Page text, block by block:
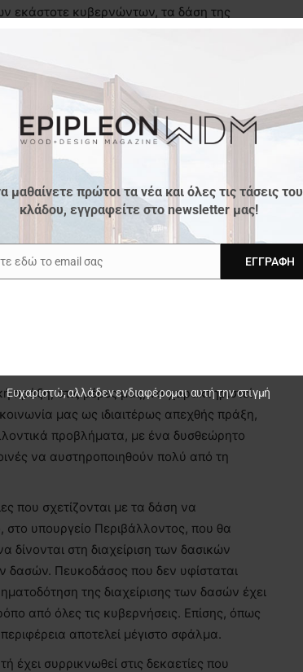
εκάστοτε κυβερνώντων, τα δάση της
και θα προορίζονται για άλλες
α) δεν έχει υπάρξει επικύρωση των
αναβολές, ούτε υφίσταται δασικό
Στην πανέμορφη χώρα μας,
και οι εμπρηστές, με την ανοχή των
σε ποιον ανήκει η οποιαδήποτε έκταση.
θα περιορίζονταν οι εμπρησμοί, αυτό το
ευθύνη για τη συνέχιση της δασοκτόνου
και οι κρατικοί φορείς που δεν
(βλ. Εύβοια). Τι θα μπορούσε, όμως, να
αριθμό και το εύρος των δασικών
πράξη, στις μέρες μας, να χαρακτηριστεί
μας ως ιδιαιτέρως απεχθής πράξη,
προβλήματα, με ένα δυσθεώρητο
να αυστηροποιηθούν πολύ από τη
που σχετίζονται με τα δάση να
στο υπουργείο Περιβάλλοντος, που θα
δίνονται στη διαχείριση των δασικών
δασών. Πευκοδάσος που δεν υφίσταται
της διαχείρισης των δασών έχει
από όλες τις κυβερνήσεις. Επίσης, όπως
αποτελεί μέγιστο σφάλμα.
έχει συρρικνωθεί στις δεκαετίες που
μαθαίνετε πρώτοι τα νέα και όλες τις τάσεις του
κλάδου, εγγραφείτε στο newsletter μας!
εδώ το email σας ΕΓΓΡΑΦΉ
Ευχαριστώ, αλλά δεν ενδιαφέρομαι αυτή την στιγμή